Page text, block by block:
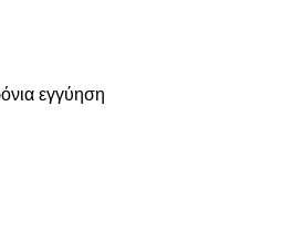
εγγύηση